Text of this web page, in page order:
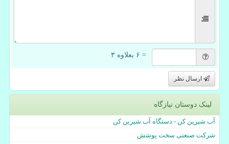
= ۶ بعلاوه ۳
ارسال نظر
لینک دوستان نیازگاه
آب شیرین کن - دستگاه آب شیرین کن
شرکت صنعتی سخت پوشش